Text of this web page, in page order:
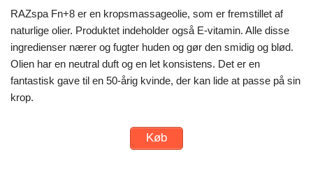
RAZspa Fn+8 er en kropsmassageolie, som er fremstillet af
naturlige olier. Produktet indeholder også E-vitamin. Alle disse
ingredienser nærer og fugter huden og gør den smidig og blød.
Olien har en neutral duft og en let konsistens. Det er en
fantastisk gave til en 50-årig kvinde, der kan lide at passe på sin
krop.
Køb